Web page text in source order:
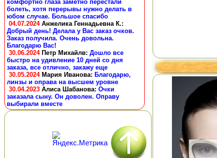
комфортно глаза заметно перестали
болеть, хотя перерывы нужно делать в
юбом случае. Большое спасибо
04.07.2024 Анжелика Геннадьевна К.:
Добрый день! Делала у Вас заказ очков.
Заказ получила. Очень довольна.
Благодарю Вас!
30.06.2024 Петр Михайлв: Дошло все
быстро на удивление 10 дней со дня
заказа, все отлично, закажу еще
30.05.2024 Мария Иванова: Благодарю,
линзы и оправа на высшем уровне
30.04.2023 Алиса Шабанова: Очки
заказала сыну. Он доволен. Оправу
выбирали вместе